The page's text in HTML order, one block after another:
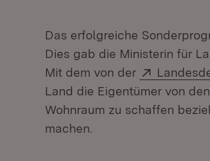
Das erfolgreiche
Dies gab die Ministerin für
Mit dem von der
Extern:
Land die Eigentümer von
Wohnraum zu schaffen
machen.